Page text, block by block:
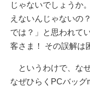
じゃないでしょうか
えないんじゃないの
では？」と思われて
客さま！ その誤解は
というわけで、な
なぜひらくPCバッグ